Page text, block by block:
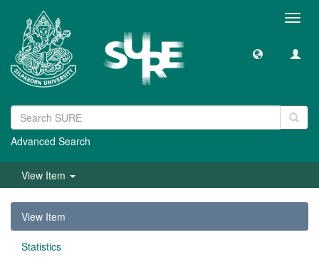
Advanced Search
View Item
View Item
Statistics